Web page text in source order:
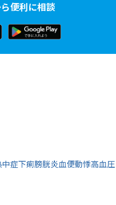
便利に相談
中症下痢膀胱炎血便動悸高血圧